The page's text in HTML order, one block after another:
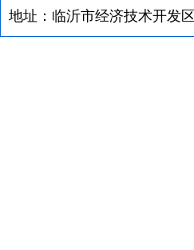
地址：临沂市经济技术开发区